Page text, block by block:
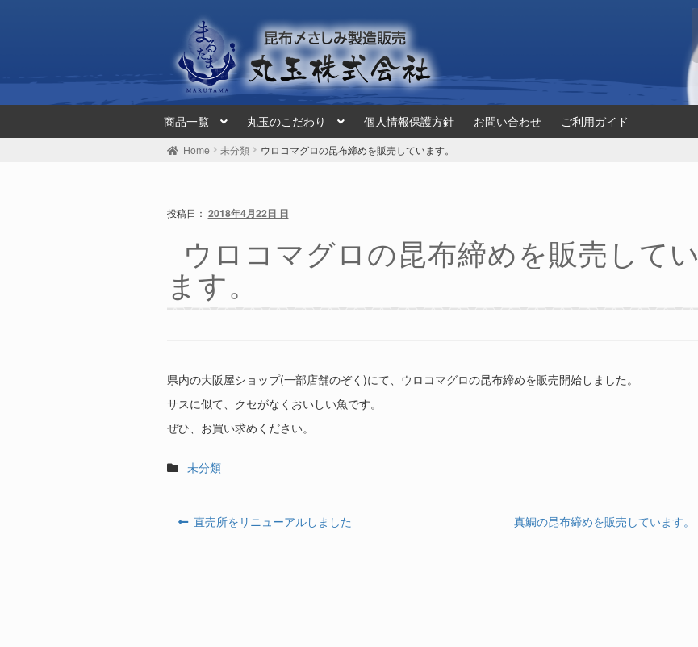
ー
シ
ン
へ
ス
ン
ツ
ス
キ
ッ
商品一覧 丸玉のこだわり 個人情報保護方針 お問い合わせ ご利用ガイド
Home 未分類 ウロコマグロの昆布締めを販売しています。
投稿日： 2018年4月22日 日
ウロコマグロの昆布締めを販売してい
ます。
県内の大阪屋ショップ(一部店舗のぞく)にて、ウロコマグロの昆布締めを販売開始しました。
サスに似て、クセがなくおいしい魚です。
ぜひ、お買い求めください。
カ
リ
ー
未分類
投 過
直売所をリニューアルしました
次
真鯛の昆布締めを販売しています。